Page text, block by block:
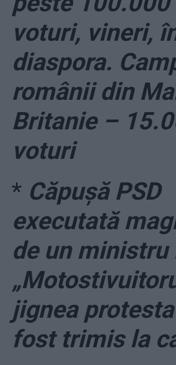
voturi, vineri,
diaspora.
românii din
Britanie –
voturi
* Căpușă PSD
executată
de un ministru
jignea
fost trimis la